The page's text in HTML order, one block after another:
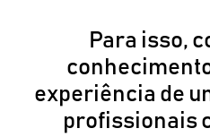
Para isso,
experiência de
profissionais